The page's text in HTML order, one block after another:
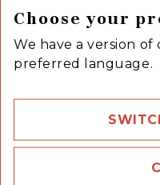
Choose your
We have a version
preferred language.
58 rue Jean Bleuzen,